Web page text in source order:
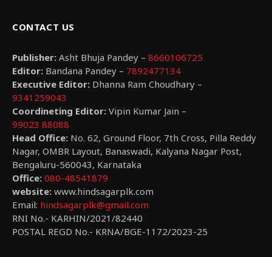
CONTACT US
Publisher: Asht Bhuja Pandey – 8660106725
Editor: Bandana Pandey – 7892477134
Executive Editor: Dhanna Ram Choudhary –
9341259043
Coordineting Editor: Vipin Kumar Jain –
99023 88088
Head Office: No. 62, Ground Floor, 7th Cross, Pilla Reddy
Nagar, OMBR Layout, Banaswadi, Kalyana Nagar Post,
Bengaluru-560043, Karnataka
Office: 080-48541879
website: www.hindsagarplk.com
Email: hindsagarplk@gmail.com
RNI No.- KARHIN/2021/82440
POSTAL REGD No.- KRNA/BGE-1172/2023-25